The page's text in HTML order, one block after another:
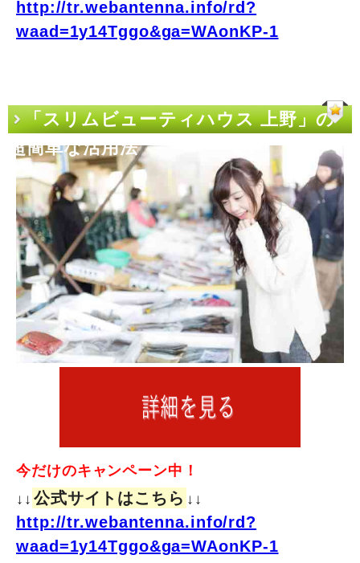
http://tr.webantenna.info/rd?
waad=1y14Tggo&ga=WAonKP-1
「スリムビューティハウス 上野」の
超簡単な活用法
今だけのキャンペーン中！
↓↓ 公式サイトはこちら ↓↓
http://tr.webantenna.info/rd?
waad=1y14Tggo&ga=WAonKP-1